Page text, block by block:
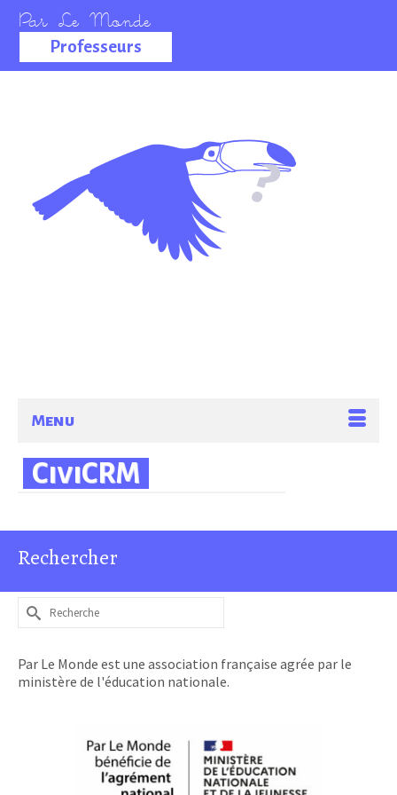
Professeurs
La salle des
professeurs
Menu
CiviCRM
Rechercher
Rechercher :
Par Le Monde est une association française agrée par le
ministère de l'éducation nationale.